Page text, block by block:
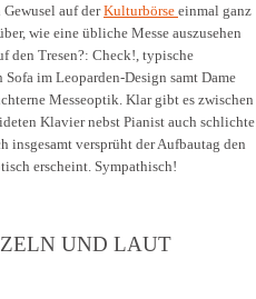
auf derKulturbörse einmal ganz
wie eine übliche Messe auszusehen
den Tresen?: Check!, typische
im Leoparden-Design samt Dame
Messeoptik. Klar gibt es zwischen
Klavier nebst Pianist auch schlichte
insgesamt versprüht der Aufbautag den
erscheint. Sympathisch!
UND LAUT